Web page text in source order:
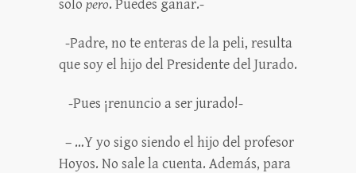
solo pero. Puedes ganar.-
-Padre, no te enteras de la peli, resulta
que soy el hijo del Presidente del Jurado.
-Pues ¡renuncio a ser jurado!-
– …Y yo sigo siendo el hijo del profesor
Hoyos. No sale la cuenta. Además, para